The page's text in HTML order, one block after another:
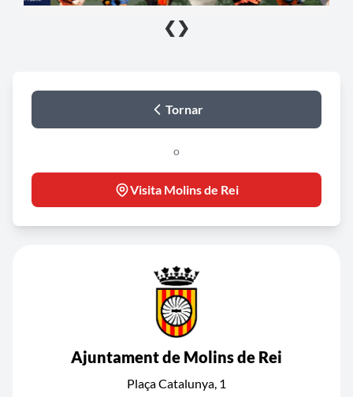
❮ ❯
Tornar
o
Visita Molins de Rei
Ajuntament de Molins de Rei
Plaça Catalunya, 1